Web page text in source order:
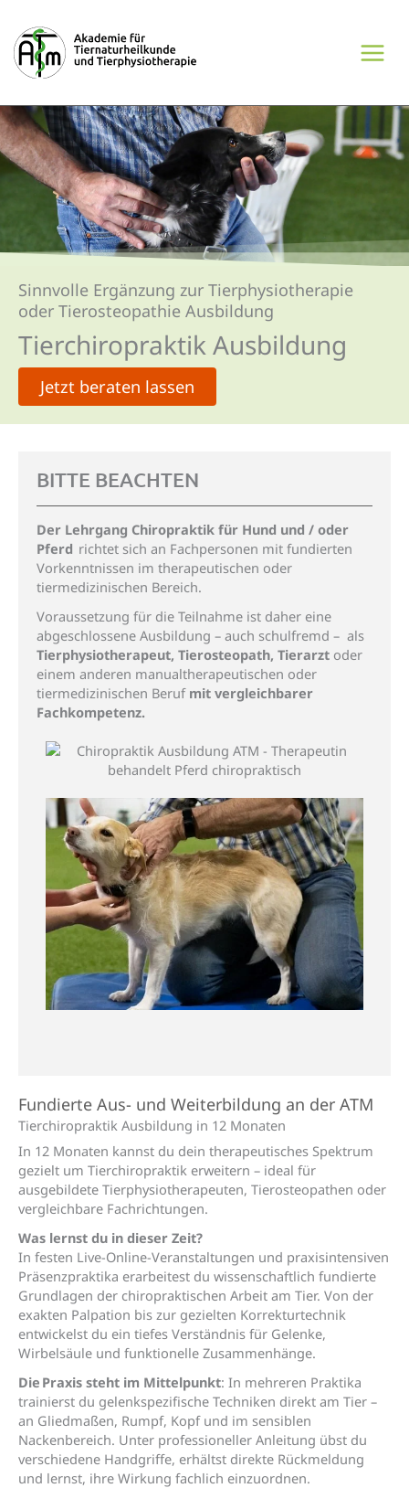
Inhalt
springen
Sinnvolle Ergänzung zur Tierphysiotherapie
oder Tierosteopathie Ausbildung
Tierchiro­praktik Ausbildung
Jetzt beraten lassen
BITTE BEACHTEN
Der Lehrgang Chiropraktik für Hund und / oder
Pferd richtet sich an Fachpersonen mit fundierten
Vorkenntnissen im therapeutischen oder
tiermedizinischen Bereich.
Voraussetzung für die Teilnahme ist daher eine
abgeschlossene Ausbildung – auch schulfremd – als
Tierphysiotherapeut, Tierosteopath, Tierarzt oder
einem anderen manualtherapeutischen oder
tiermedizinischen Berufmit vergleichbarer
Fachkompetenz.
Fundierte Aus- und Weiterbildung an der ATM
Tierchiro­praktik Aus­bildung in 12 Monaten
In 12 Monaten kannst du dein therapeutisches Spektrum
gezielt um Tierchiropraktik erweitern – ideal für
ausgebildete Tierphysiotherapeuten, Tierosteopathen oder
vergleichbare Fachrichtungen.
Was lernst du in dieser Zeit?
In festen Live-Online-Veranstaltungen und praxisintensiven
Präsenzpraktika erarbeitest du wissenschaftlich fundierte
Grundlagen der chiropraktischen Arbeit am Tier. Von der
exakten Palpation bis zur gezielten Korrekturtechnik
entwickelst du ein tiefes Verständnis für Gelenke,
Wirbelsäule und funktionelle Zusammenhänge.
Die Praxis steht im Mittelpunkt: In mehreren Praktika
trainierst du gelenkspezifische Techniken direkt am Tier –
an Gliedmaßen, Rumpf, Kopf und im sensiblen
Nackenbereich. Unter professioneller Anleitung übst du
verschiedene Handgriffe, erhältst direkte Rückmeldung
und lernst, ihre Wirkung fachlich einzuordnen.